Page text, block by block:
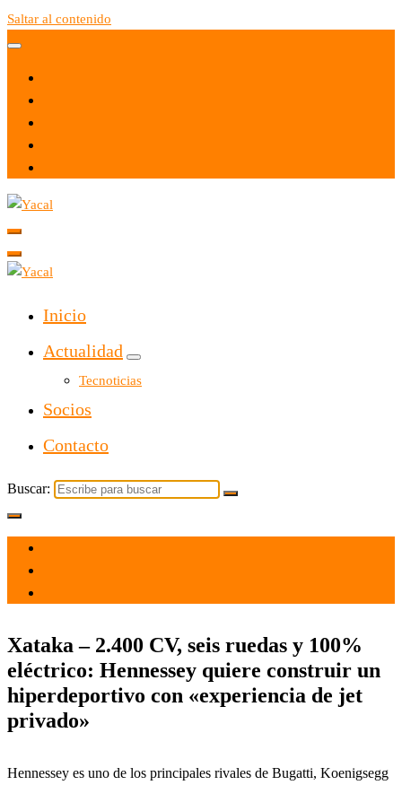
Saltar al contenido
Yacal micro hosting
Inicio
Actualidad
Tecnoticias
Socios
Contacto
Buscar:
Xataka – 2.400 CV, seis ruedas y 100%
eléctrico: Hennessey quiere construir un
hiperdeportivo con «experiencia de jet
privado»
Hennessey es uno de los principales rivales de Bugatti, Koenigsegg